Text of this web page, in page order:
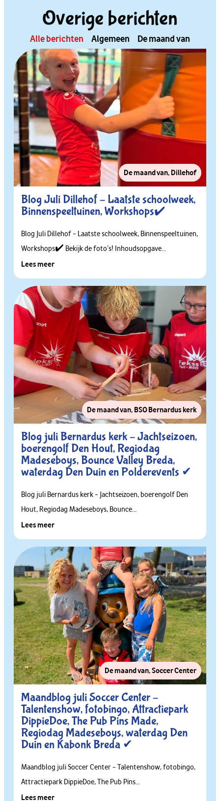
Overige berichten
Algemeen De maand van
Alle berichten
De maand van, Dillehof
Blog Juli Dillehof – Laatste schoolweek,
Binnenspeeltuinen, Workshops✔️
Blog Juli Dillehof – Laatste schoolweek, Binnenspeeltuinen,
Workshops✔️ Bekijk de foto’s! Inhoudsopgave...
Lees meer
De maand van, BSO Bernardus kerk
Blog juli Bernardus kerk – Jachtseizoen,
boerengolf Den Hout, Regiodag
Madeseboys, Bounce Valley Breda,
waterdag Den Duin en Polderevents ✔
Blog juli Bernardus kerk – Jachtseizoen, boerengolf Den
Hout, Regiodag Madeseboys, Bounce...
Lees meer
De maand van,Soccer Center
Maandblog juli Soccer Center –
Talentenshow, fotobingo, Attractiepark
DippieDoe, The Pub Pins Made,
Regiodag Madeseboys, waterdag Den
Duin en Kabonk Breda ✔
Maandblog juli Soccer Center – Talentenshow, fotobingo,
Attractiepark DippieDoe, The Pub Pins...
Lees meer